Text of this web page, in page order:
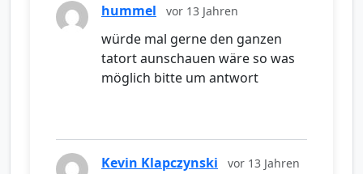
hummel vor 13 Jahren
würde mal gerne den ganzen
tatort aunschauen wäre so was
möglich bitte um antwort
Kevin Klapczynski vor 13 Jahren